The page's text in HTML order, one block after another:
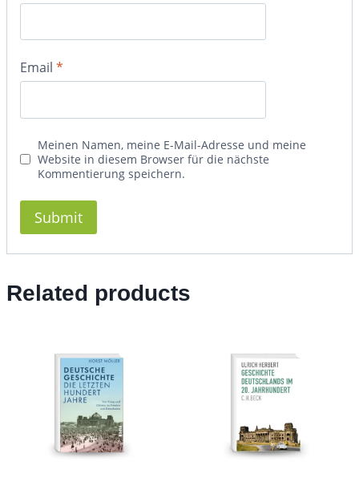
Email *
Meinen Namen, meine E-Mail-Adresse und meine
Website in diesem Browser für die nächste
Kommentierung speichern.
Related products